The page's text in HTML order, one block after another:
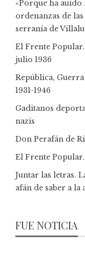
«Porque ha
ordenanzas de
serranía de
El Frente
julio 1936
República,
1931-1946
Gaditanos
nazis
Don Perafán de
El Frente
Juntar las letras.
afán de saber a la
FUE NOTICIA